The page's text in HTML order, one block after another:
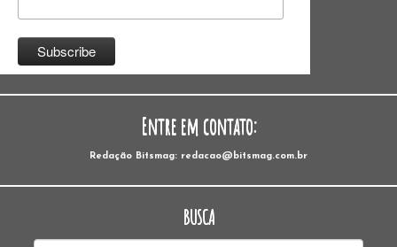
Entre em contato:
Redação Bitsmag: redacao@bitsmag.com.br
BUSCA